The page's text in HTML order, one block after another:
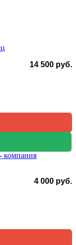
14 500 руб.
4 000 руб.